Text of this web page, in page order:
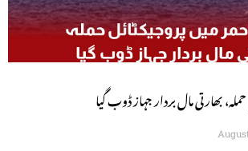
بھارتی مال بردار جہاز ڈوب گیا